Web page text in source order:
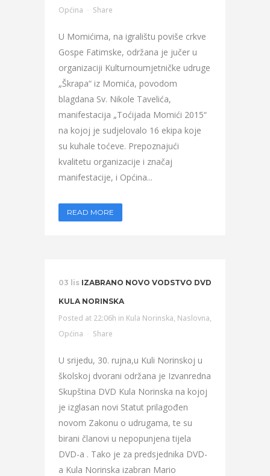
Općina
Share
U Momićima, na igralištu poviše crkve
Gospe Fatimske, održana je jučer u
organizaciji Kulturnoumjetničke udruge
„Škrapa“ iz Momića, povodom
blagdana Sv. Nikole Tavelića,
manifestacija „Toćijada Momići 2015“
na kojoj je sudjelovalo 16 ekipa koje
su kuhale toćeve. Prepoznajući
kvalitetu organizacije i značaj
manifestacije, i Općina...
READ MORE
03 lis IZABRANO NOVO VODSTVO DVD
KULA NORINSKA
Posted at 22:06h in Kula Norinska, Naslovna,
Općina
Share
U srijedu, 30. rujna,u Kuli Norinskoj u
školskoj dvorani održana je Izvanredna
Skupština DVD Kula Norinska na kojoj
je izglasan novi Statut prilagođen
novom Zakonu o udrugama, te su
birani članovi u nepopunjena tijela
DVD-a . Tako je za predsjednika DVD-
a Kula Norinska izabran Mario